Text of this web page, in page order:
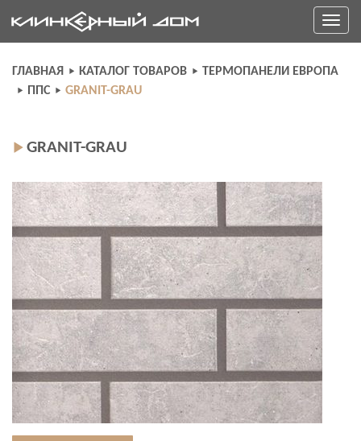
to
content
Toggle
ГЛАВНАЯ КАТАЛОГ ТОВАРОВ
ТЕРМОПАНЕЛИ ЕВРОПА
ППС
GRANIT-GRAU
GRANIT-GRAU